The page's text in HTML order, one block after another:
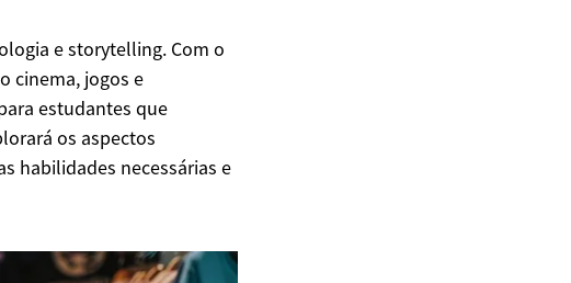
e storytelling. Com o
cinema, jogos e
estudantes que
os aspectos
habilidades necessárias e